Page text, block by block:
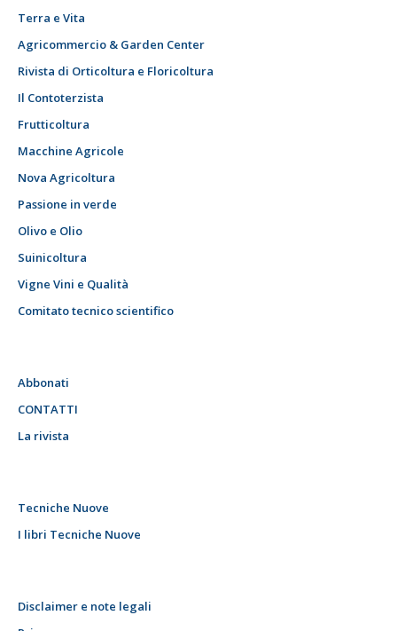
Terra e Vita
Agricommercio & Garden Center
Rivista di Orticoltura e Floricoltura
Il Contoterzista
Frutticoltura
Macchine Agricole
Nova Agricoltura
Passione in verde
Olivo e Olio
Suinicoltura
Vigne Vini e Qualità
Comitato tecnico scientifico
Abbonati
CONTATTI
La rivista
Tecniche Nuove
I libri Tecniche Nuove
Disclaimer e note legali